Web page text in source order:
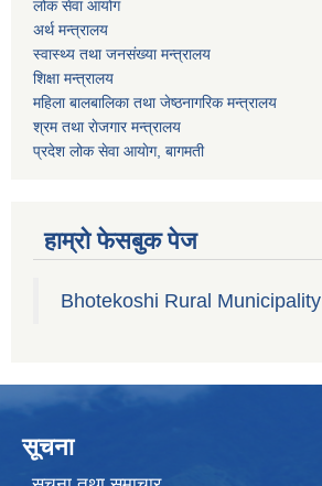
लोक सेवा आयोग
अर्थ मन्त्रालय
स्वास्थ्य तथा जनस‌ंख्या मन्त्रालय
शिक्षा मन्त्रालय
महिला बालबालिका तथा जेष्ठनागरिक मन्त्रालय
श्रम तथा राेजगार मन्त्रालय
प्रदेश लोक सेवा आयाेग, बागमती
हाम्रो फेसबुक पेज
Bhotekoshi Rural Municipality
सूचना